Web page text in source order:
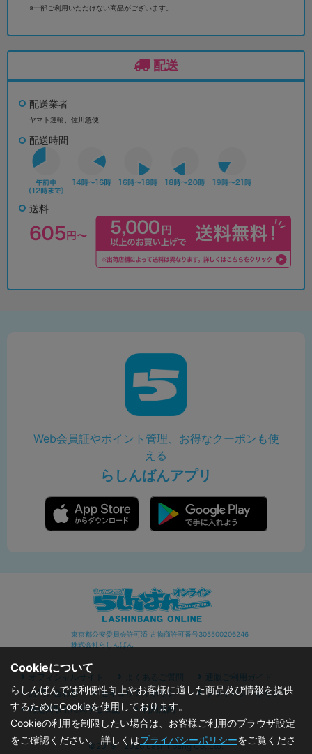
※一部ご利用いただけない商品がございます。
配送
配送業者
ヤマト運輸、佐川急便
配送時間
送料
Web会員証やポイント管理、お得なクーポンも使
える
らしんばんアプリ
東京都公安委員会許可済 古物商許可番号305500206246
株式会社らしんばん
オフィシャルサイト よくあるご質問
通販ご利用ガイド
お問い合わせ
セキュリティポリシー
プライバシーポリシー
特定商取引に関する表記
利用規約
©2019 - 2026 Lashinbang Co.,Ltd.
Cookieについて
らしんばんでは利便性向上やお客様に適した商品及び情報を提供
するためにCookieを使用しております。
Cookieの利用を制限したい場合は、お客様ご利用のブラウザ設定
をご確認ください。 詳しくはプライバシーポリシーをご覧くださ